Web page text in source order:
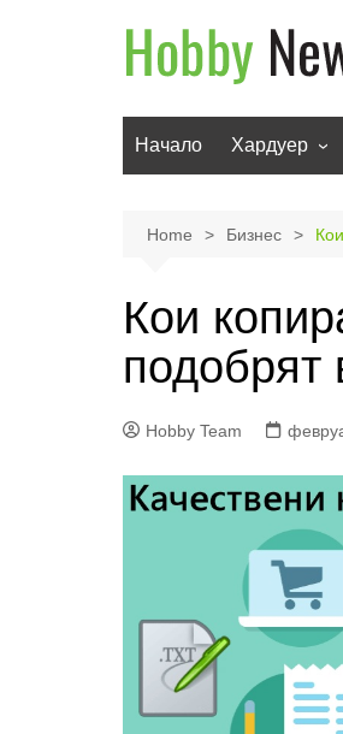
Начало Хардуер
Телевизори
Фото и
Home Бизнес
Кои
подобрят
Hobby Team